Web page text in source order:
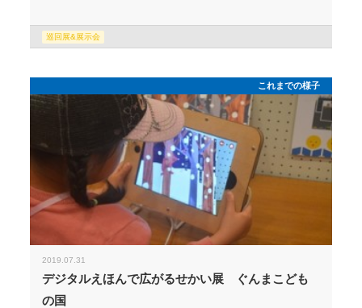
巡回展&展示会
これまでの様子
2019.07.31
デジタルえほんで広がるせかい展 ぐんまこども
の国